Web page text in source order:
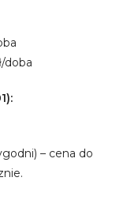
doba
– cena do